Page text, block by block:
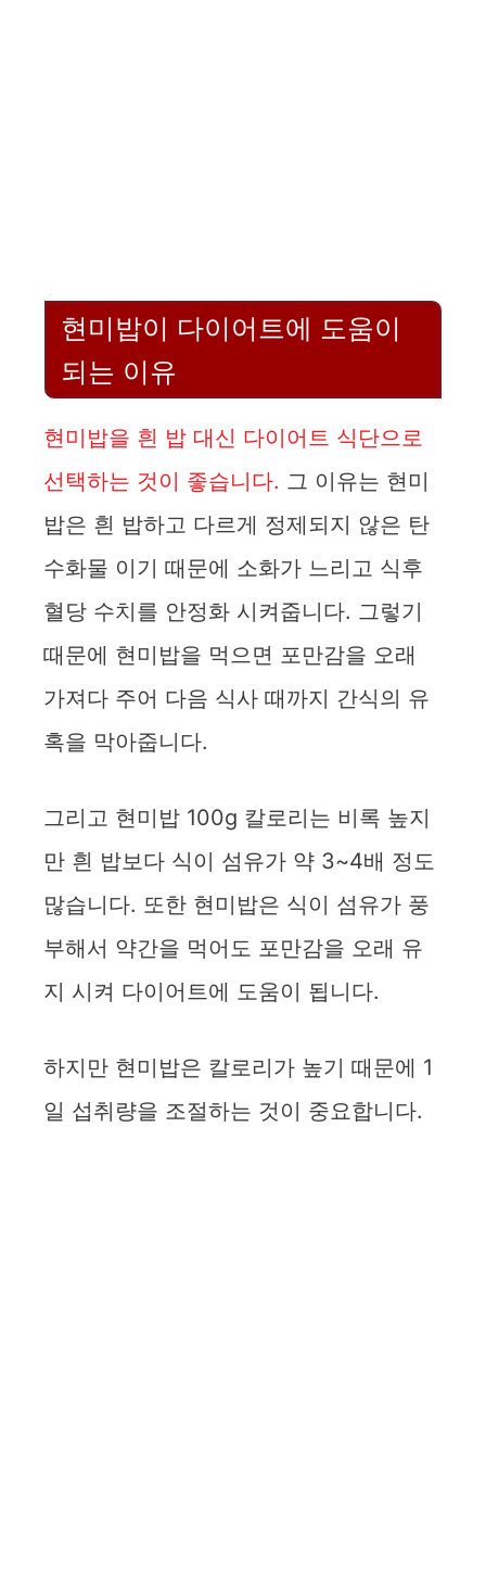
현미밥이 다이어트에 도움이
되는 이유
현미밥을 흰 밥 대신 다이어트 식단으로
선택하는 것이 좋습니다. 그 이유는 현미
밥은 흰 밥하고 다르게 정제되지 않은 탄
수화물 이기 때문에 소화가 느리고 식후
혈당 수치를 안정화 시켜줍니다. 그렇기
때문에 현미밥을 먹으면 포만감을 오래
가져다 주어 다음 식사 때까지 간식의 유
혹을 막아줍니다.
그리고 현미밥 100g 칼로리는 비록 높지
만 흰 밥보다 식이 섬유가 약 3~4배 정도
많습니다. 또한 현미밥은 식이 섬유가 풍
부해서 약간을 먹어도 포만감을 오래 유
지 시켜 다이어트에 도움이 됩니다.
하지만 현미밥은 칼로리가 높기 때문에 1
일 섭취량을 조절하는 것이 중요합니다.